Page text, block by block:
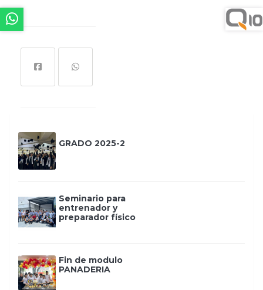
GRADO 2025-2
Seminario para
entrenador y
preparador físico
Fin de modulo
PANADERIA